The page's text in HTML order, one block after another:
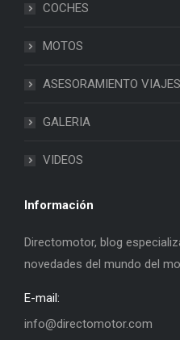
COCHES
MOTOS
ASESORAMIENTO VIAJES
GALERIA
VIDEOS
Información
Directomotor, blog
novedades del mundo del
E-mail:
info@directomotor.com